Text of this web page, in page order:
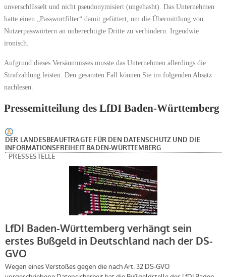
unverschlüsselt und nicht pseudonymisiert (ungehasht). Das Unternehmen
hatte einen „Passwortfilter“ damit gefüttert, um die Übermittlung von
Nutzerpasswörtern an unberechtigte Dritte zu verhindern. Irgendwie
ironisch.
Aufgrund dieses Versäumnisses musste das Unternehmen allerdings die
Strafzahlung leisten. Den gesamten Fall können Sie im folgenden Absatz
nachlesen.
Pressemitteilung des LfDI Baden-Württemberg